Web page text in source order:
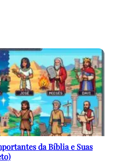
da Bíblia e Suas